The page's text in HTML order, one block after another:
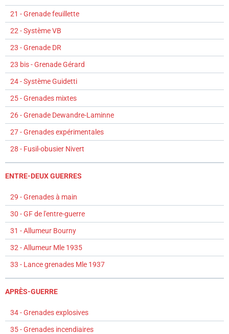
21 - Grenade feuillette
22 - Système VB
23 - Grenade DR
23 bis - Grenade Gérard
24 - Système Guidetti
25 - Grenades mixtes
26 - Grenade Dewandre-Laminne
27 - Grenades expérimentales
28 - Fusil-obusier Nivert
ENTRE-DEUX GUERRES
29 - Grenades à main
30 - GF de l'entre-guerre
31 - Allumeur Bourny
32 - Allumeur Mle 1935
33 - Lance grenades Mle 1937
APRÈS-GUERRE
34 - Grenades explosives
35 - Grenades incendiaires